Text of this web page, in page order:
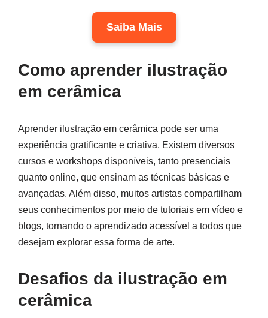
Saiba Mais
Como aprender ilustração
em cerâmica
Aprender ilustração em cerâmica pode ser uma
experiência gratificante e criativa. Existem diversos
cursos e workshops disponíveis, tanto presenciais
quanto online, que ensinam as técnicas básicas e
avançadas. Além disso, muitos artistas compartilham
seus conhecimentos por meio de tutoriais em vídeo e
blogs, tornando o aprendizado acessível a todos que
desejam explorar essa forma de arte.
Desafios da ilustração em
cerâmica